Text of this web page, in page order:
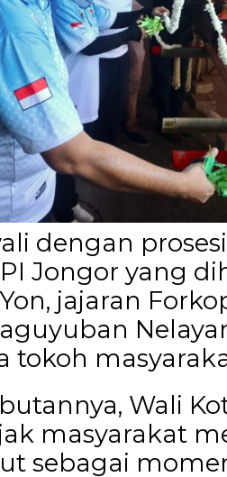
dengan
Jongor yang
jajaran
tokoh
Wali
masyarakat
sebagai